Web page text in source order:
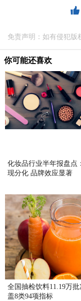
免责声明：如有侵犯版
你可能还喜欢
化妆品行业半年报盘点
现分化 品牌效应显著
全国抽检饮料11.19万批
盖8类94项指标